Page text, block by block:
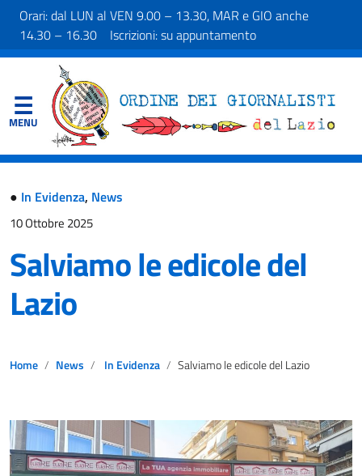
Orari: dal LUN al VEN 9.00 – 13.30, MAR e GIO anche
14.30 – 16.30 Iscrizioni: su appuntamento
● In Evidenza, News
10 Ottobre 2025
Salviamo le edicole del
Lazio
Home News In Evidenza Salviamo le edicole del Lazio